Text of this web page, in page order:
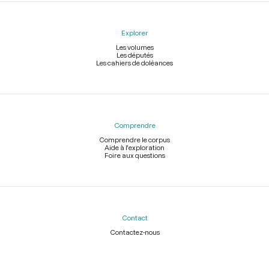
Explorer
Les volumes
Les députés
Les cahiers de doléances
Comprendre
Comprendre le corpus
Aide à l'exploration
Foire aux questions
Contact
Contactez-nous